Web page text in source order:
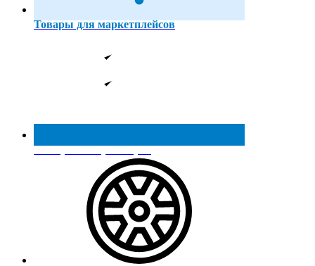
Товары для маркетплейсов
Реестр МинПромТорга